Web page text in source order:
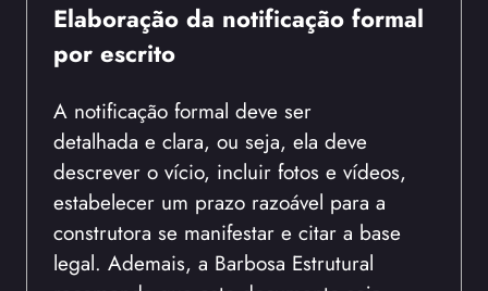
Elaboração da notificação formal
por escrito
A notificação formal deve ser
detalhada e clara, ou seja, ela deve
descrever o vício, incluir fotos e vídeos,
estabelecer um prazo razoável para a
construtora se manifestar e citar a base
legal. Ademais, a Barbosa Estrutural